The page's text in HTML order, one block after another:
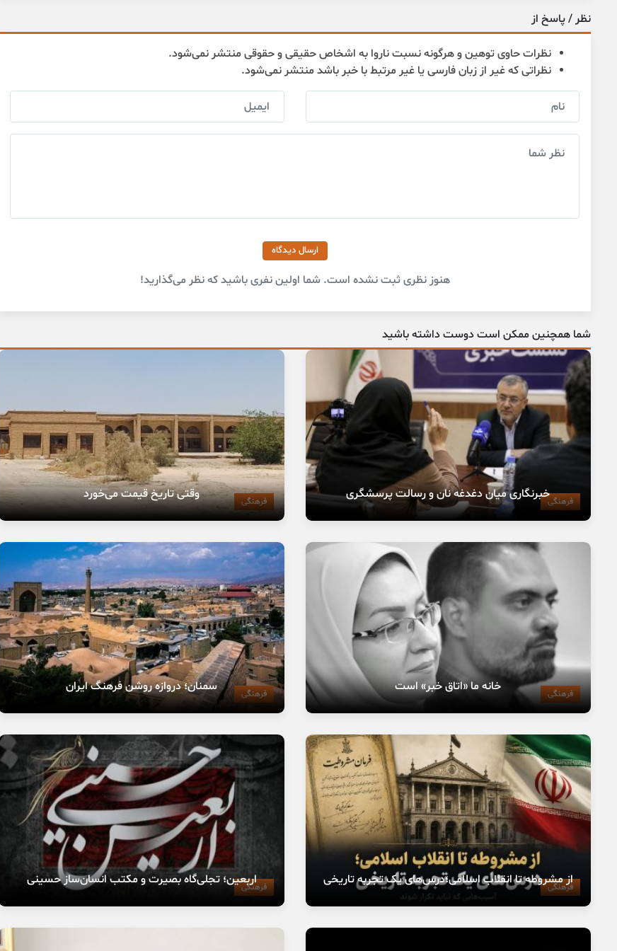
نظر / پاسخ از
نظرات حاوی توهین و هرگونه نسبت ناروا به اشخاص حقیقی و حقوقی منتشر نمی‌شود.
نظراتی که غیر از زبان فارسی یا غیر مرتبط با خبر باشد منتشر نمی‌شود.
ارسال دیدگاه
هنوز نظری ثبت نشده است. شما اولین نفری باشید که نظر می‌گذارید!
شما همچنین ممکن است دوست داشته باشید
فرهنگیخبرنگاری میان دغدغه نان و رسالت پرسشگری فرهنگی وقتی تاریخ قیمت می‌خورد
فرهنگی خانه ما «اتاق خبر» است فرهنگی سمنان؛ دروازه روشن فرهنگ ایران
فرهنگی
از مشروطه تا انقلاب اسلامی؛درس‌های یک تجربه تاریخی فرهنگی
اربعین؛ تجلی‌گاه بصیرت و مکتب انسان‌ساز حسینی